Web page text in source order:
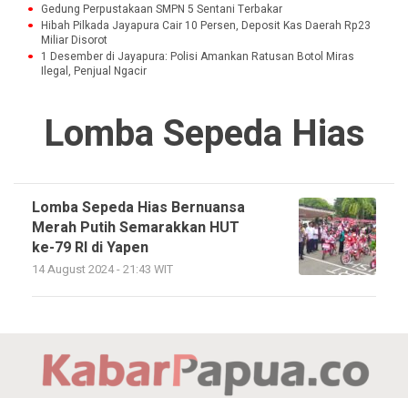
Gedung Perpustakaan SMPN 5 Sentani Terbakar
Hibah Pilkada Jayapura Cair 10 Persen, Deposit Kas Daerah Rp23
Miliar Disorot
1 Desember di Jayapura: Polisi Amankan Ratusan Botol Miras
Ilegal, Penjual Ngacir
Lomba Sepeda Hias
Lomba Sepeda Hias Bernuansa
Merah Putih Semarakkan HUT
ke-79 RI di Yapen
14 August 2024 - 21:43 WIT